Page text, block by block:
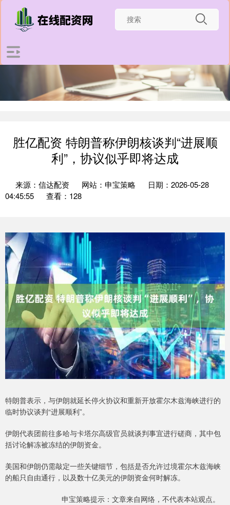
胜亿配资 特朗普称伊朗核谈判“进展顺
利”，协议似乎即将达成
来源：信达配资 网站：申宝策略
日期：2026-05-28
04:45:55
查看：128
特朗普表示，与伊朗就延长停火协议和重新开放霍尔木兹海峡进行的
临时协议谈判“进展顺利”。
伊朗代表团前往多哈与卡塔尔高级官员就谈判事宜进行磋商，其中包
括讨论解冻被冻结的伊朗资金。
美国和伊朗仍需敲定一些关键细节，包括是否允许过境霍尔木兹海峡
的船只自由通行，以及数十亿美元的伊朗资金何时解冻。
申宝策略提示：文章来自网络，不代表本站观点。